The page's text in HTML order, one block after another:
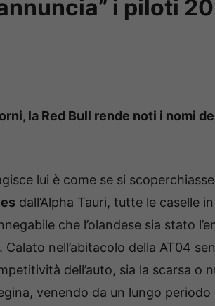
i piloti
la Red Bull rende noti i nomi
lui è come se si
dall’Alpha Tauri, tutte le caselle
che l’olandese sia stato
nell’abitacolo della AT04
dell’auto, sia la scarsa o
venendo da un lungo periodo